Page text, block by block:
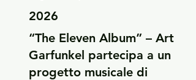
2026
“The Eleven Album” – Art
Garfunkel partecipa a un
progetto musicale di